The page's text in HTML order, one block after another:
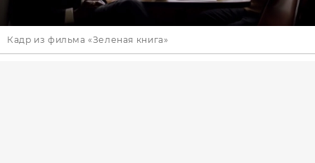
Кадр из фильма «Зеленая книга»